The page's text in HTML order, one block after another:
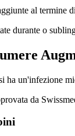
al termine
durante o
ha un'infezione
da